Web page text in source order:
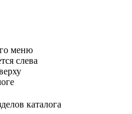
меню
каталога